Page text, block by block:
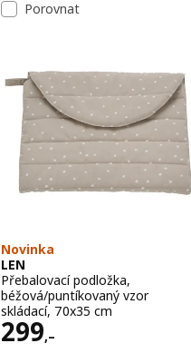
Porovnat
Novinka
LEN
Přebalovací podložka,
béžová/puntíkovaný vzor
skládací, 70x35 cm
299,–
Cena 299,–